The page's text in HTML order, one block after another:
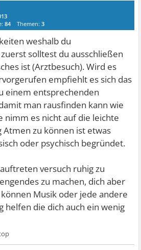
84 Themen:3
weshalb du
solltest du ausschließen
ist (Arztbesuch). Wird es
empfiehlt es sich das
einem entsprechenden
man rausfinden kann wie
nimm es nicht auf die leichte
Atmen zu können ist etwas
oder psychisch begründet.
versuch ruhig zu
zu machen, dich aber
Musik oder jede andere
helfen die dich auch ein wenig